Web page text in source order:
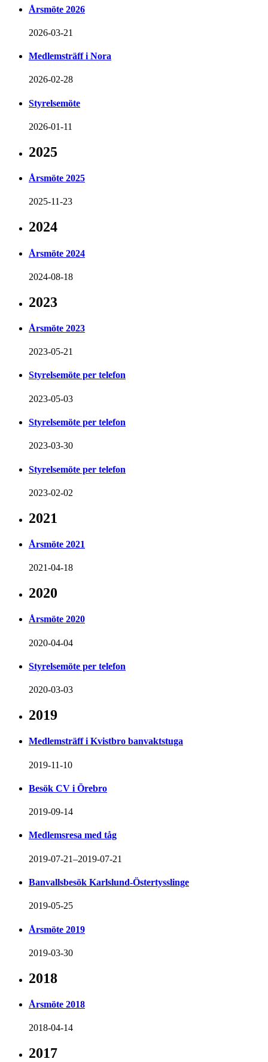
Årsmöte 2026
2026-03-21
Medlemsträff i Nora
2026-02-28
Styrelsemöte
2026-01-11
2025
Årsmöte 2025
2025-11-23
2024
Årsmöte 2024
2024-08-18
2023
Årsmöte 2023
2023-05-21
Styrelsemöte per telefon
2023-05-03
Styrelsemöte per telefon
2023-03-30
Styrelsemöte per telefon
2023-02-02
2021
Årsmöte 2021
2021-04-18
2020
Årsmöte 2020
2020-04-04
Styrelsemöte per telefon
2020-03-03
2019
Medlemsträff i Kvistbro banvaktstuga
2019-11-10
Besök CV i Örebro
2019-09-14
Medlemsresa med tåg
2019-07-21–2019-07-21
Banvallsbesök Karlslund-Östertysslinge
2019-05-25
Årsmöte 2019
2019-03-30
2018
Årsmöte 2018
2018-04-14
2017